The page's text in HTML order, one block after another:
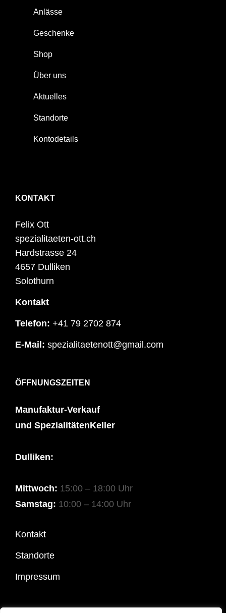
Anlässe
Geschenke
Shop
Über uns
Aktuelles
Standorte
Kontodetails
KONTAKT
Felix Ott
spezialitaeten-ott.ch
Hardstrasse 24
4657 Dulliken
Solothurn
Kontakt
Telefon: +41 79 2702 874
E-Mail: spezialitaetenott@gmail.com
ÖFFNUNGSZEITEN
Manufaktur-Verkauf
und SpezialitätenKeller
Dulliken:
Mittwoch: 15:00 – 18:00 Uhr
Samstag: 10:00 – 14:00 Uhr
Kontakt
Standorte
Impressum